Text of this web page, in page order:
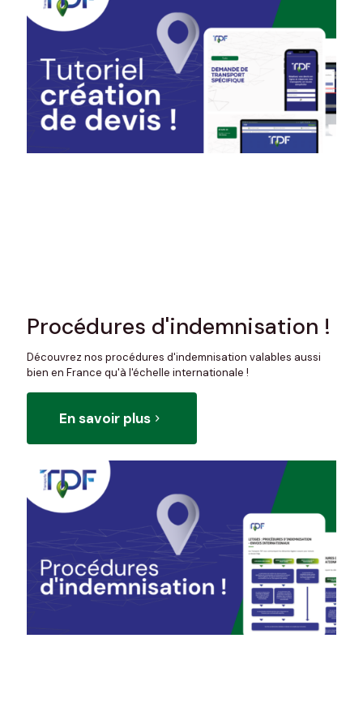
Procédures d'indemnisation !
Découvrez nos procédures d'indemnisation valables aussi
bien en France qu'à l'échelle internationale !
En savoir plus